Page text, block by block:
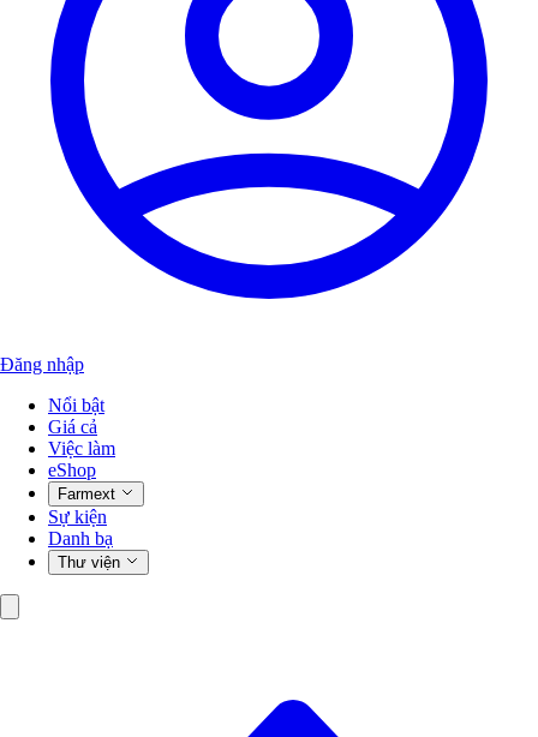
Đăng nhập
Nổi bật
Giá cả
Việc làm
eShop
Farmext
Sự kiện
Danh bạ
Thư viện